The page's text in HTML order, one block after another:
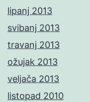
lipanj 2013
svibanj 2013
travanj 2013
ožujak 2013
veljača 2013
listopad 2010